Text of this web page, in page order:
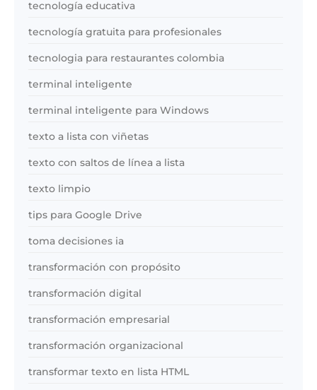
tecnología educativa
tecnología gratuita para profesionales
tecnologia para restaurantes colombia
terminal inteligente
terminal inteligente para Windows
texto a lista con viñetas
texto con saltos de línea a lista
texto limpio
tips para Google Drive
toma decisiones ia
transformación con propósito
transformación digital
transformación empresarial
transformación organizacional
transformar texto en lista HTML